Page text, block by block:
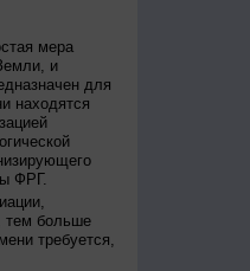
мера
и
для
находятся
ФРГ.
тем больше
требуется,